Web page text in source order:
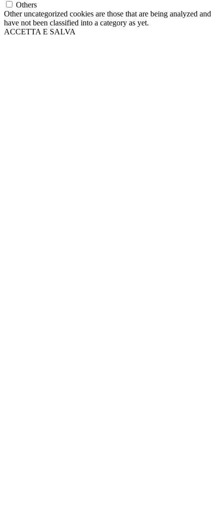
Others
Other uncategorized cookies are those that are being analyzed and
have not been classified into a category as yet.
ACCETTA E SALVA